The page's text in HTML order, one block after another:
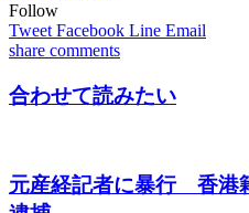
Follow
Tweet Facebook Line Email
share comments
合わせて読みたい
元産経記者に暴行 香港